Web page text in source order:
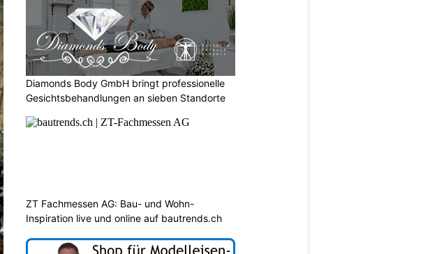
Diamonds Body GmbH bringt professionelle
Gesichtsbehandlungen an sieben Standorte
ZT Fachmessen AG: Bau- und Wohn-
Inspiration live und online auf bautrends.ch